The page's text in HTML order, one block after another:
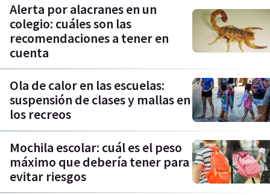
Alerta por alacranes en un
colegio: cuáles son las
recomendaciones a tener en
cuenta
Ola de calor en las escuelas:
suspensión de clases y mallas en
los recreos
Mochila escolar: cuál es el peso
máximo que debería tener para
evitar riesgos